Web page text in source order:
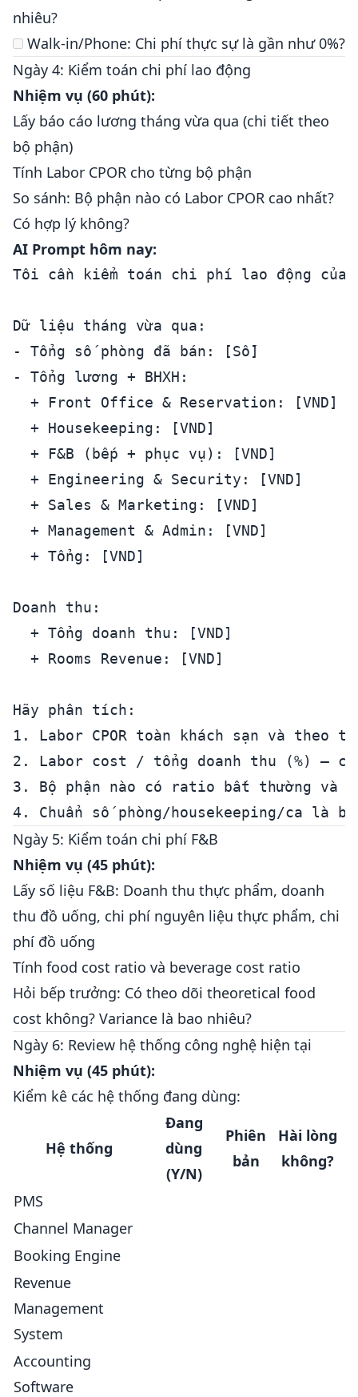
nhiêu?
Walk-in/Phone: Chi phí thực sự là gần như 0%?
Ngày 4: Kiểm toán chi phí lao động
Nhiệm vụ (60 phút):
Lấy báo cáo lương tháng vừa qua (chi tiết theo
bộ phận)
Tính Labor CPOR cho từng bộ phận
So sánh: Bộ phận nào có Labor CPOR cao nhất?
Có hợp lý không?
AI Prompt hôm nay:
Tôi cần kiểm toán chi phí lao động của
Dữ liệu tháng vừa qua:
- Tổng số phòng đã bán: [Số]
- Tổng lương + BHXH:
  + Front Office & Reservation: [VND]
  + Housekeeping: [VND]
  + F&B (bếp + phục vụ): [VND]
  + Engineering & Security: [VND]
  + Sales & Marketing: [VND]
  + Management & Admin: [VND]
  + Tổng: [VND]
Doanh thu:
  + Tổng doanh thu: [VND]
  + Rooms Revenue: [VND]
Hãy phân tích:
1. Labor CPOR toàn khách sạn và theo
2. Labor cost / tổng doanh thu (%) — có
3. Bộ phận nào có ratio bất thường và
Ngày 5: Kiểm toán chi phí F&B
Nhiệm vụ (45 phút):
Lấy số liệu F&B: Doanh thu thực phẩm, doanh
thu đồ uống, chi phí nguyên liệu thực phẩm, chi
phí đồ uống
Tính food cost ratio và beverage cost ratio
Hỏi bếp trưởng: Có theo dõi theoretical food
cost không? Variance là bao nhiêu?
Ngày 6: Review hệ thống công nghệ hiện tại
Nhiệm vụ (45 phút):
Kiểm kê các hệ thống đang dùng:
Hệ thống
Đang
dùng
(Y/N)
Phiên
bản
Hài lòng
không?
PMS
Channel Manager
Booking Engine
Revenue
Management
System
Accounting
Software